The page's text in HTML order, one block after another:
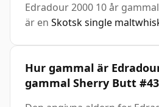
Edradour 2000 10 år
är en Skotsk single
Hur gammal är
gammal Sherry Butt